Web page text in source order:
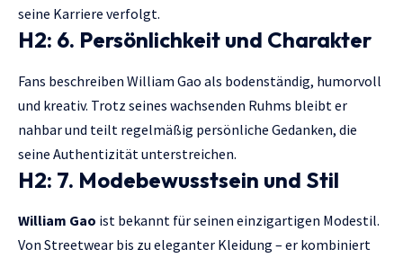
seine Karriere verfolgt.
H2: 6. Persönlichkeit und Charakter
Fans beschreiben William Gao als bodenständig, humorvoll
und kreativ. Trotz seines wachsenden Ruhms bleibt er
nahbar und teilt regelmäßig persönliche Gedanken, die
seine Authentizität unterstreichen.
H2: 7. Modebewusstsein und Stil
William Gao ist bekannt für seinen einzigartigen Modestil.
Von Streetwear bis zu eleganter Kleidung – er kombiniert